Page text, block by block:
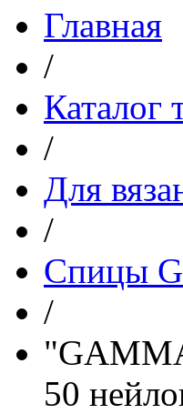
Главная
/
Каталог
/
Для
/
Спицы
/
50